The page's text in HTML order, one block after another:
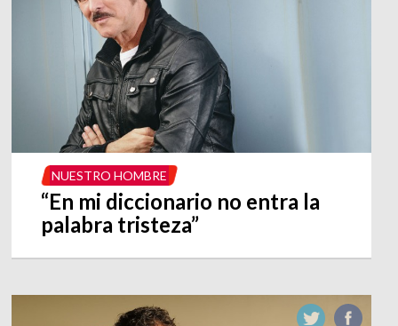
NUESTRO HOMBRE
“En mi diccionario no entra la
palabra tristeza”